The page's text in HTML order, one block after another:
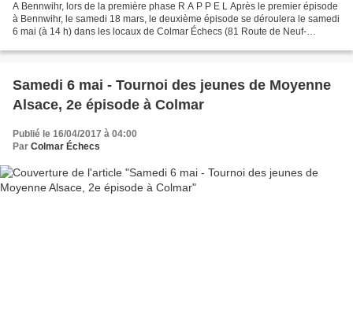
A Bennwihr, lors de la première phase R A P P E L Après le premier épisode
à Bennwihr, le samedi 18 mars, le deuxième épisode se déroulera le samedi
6 mai (à 14 h) dans les locaux de Colmar Échecs (81 Route de Neuf-
Samedi 6 mai - Tournoi des jeunes de Moyenne
Alsace, 2e épisode à Colmar
Publié le 16/04/2017 à 04:00
Par Colmar Échecs